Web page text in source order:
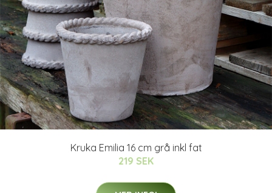
Kruka Emilia 16 cm grå inkl fat
219 SEK